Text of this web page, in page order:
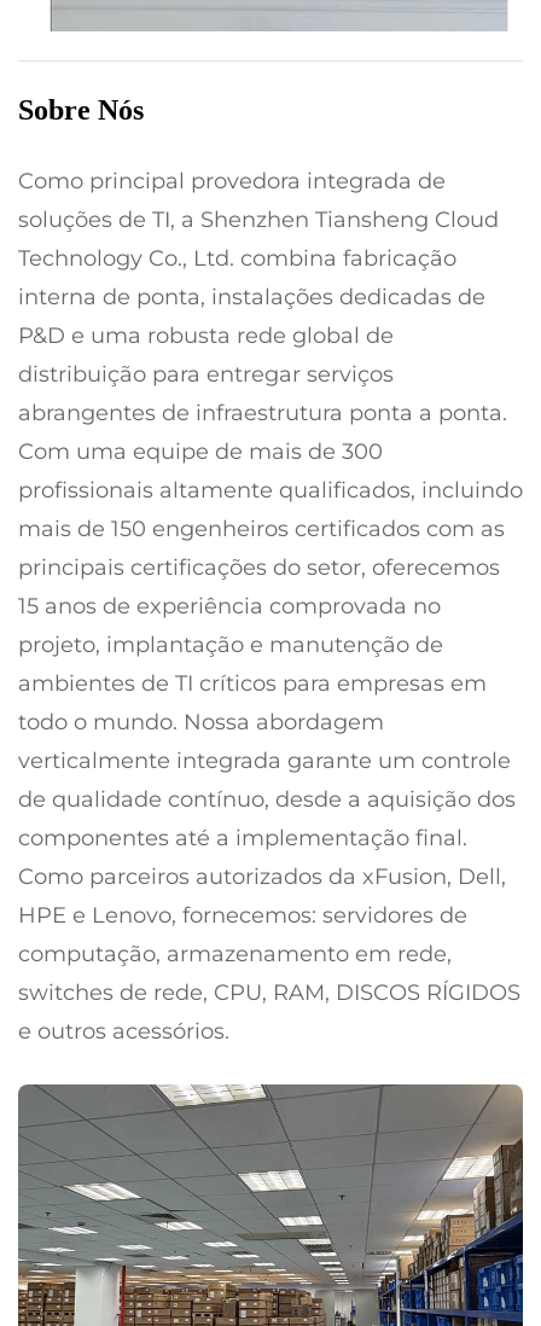
Sobre Nós
Como principal provedora integrada de
soluções de TI, a Shenzhen Tiansheng Cloud
Technology Co., Ltd. combina fabricação
interna de ponta, instalações dedicadas de
P&D e uma robusta rede global de
distribuição para entregar serviços
abrangentes de infraestrutura ponta a ponta.
Com uma equipe de mais de 300
profissionais altamente qualificados, incluindo
mais de 150 engenheiros certificados com as
principais certificações do setor, oferecemos
15 anos de experiência comprovada no
projeto, implantação e manutenção de
ambientes de TI críticos para empresas em
todo o mundo. Nossa abordagem
verticalmente integrada garante um controle
de qualidade contínuo, desde a aquisição dos
componentes até a implementação final.
Como parceiros autorizados da xFusion, Dell,
HPE e Lenovo, fornecemos: servidores de
computação, armazenamento em rede,
switches de rede, CPU, RAM, DISCOS RÍGIDOS
e outros acessórios.